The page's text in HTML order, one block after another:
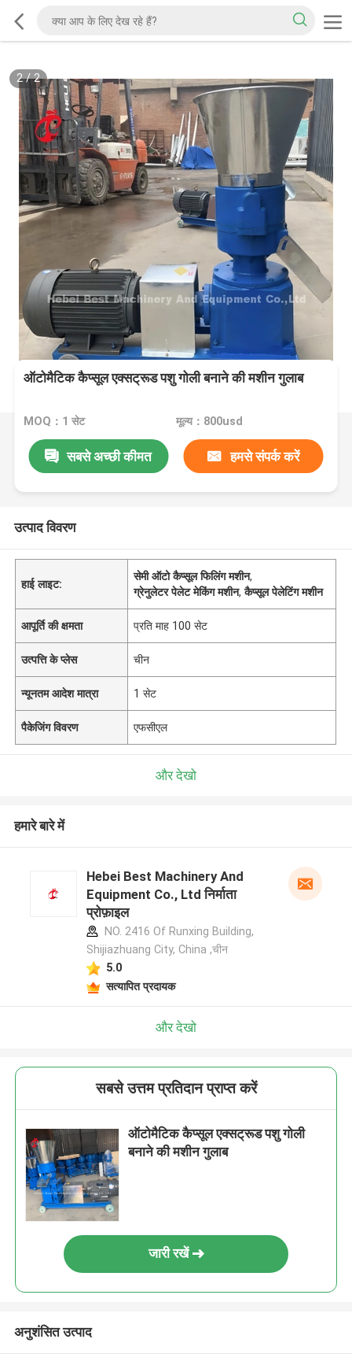
2/2
ऑटोमैटिक कैप्सूल एक्सट्रूड पशु गोली बनाने की मशीन गुलाब
MOQ：1 सेट मूल्य：800usd
सबसे अच्छी कीमत हमसे संपर्क करें
उत्पाद विवरण
हाई लाइट:
सेमी ऑटो कैप्सूल फिलिंग मशीन,
ग्रेनुलेटर पेलेट मेकिंग मशीन,कैप्सूल पेलेटिंग मशीन
आपूर्ति की क्षमता प्रति माह 100 सेट
उत्पत्ति के प्लेस चीन
न्यूनतम आदेश मात्रा 1 सेट
पैकेजिंग विवरण एफसीएल
और देखो
हमारे बारे में
Hebei Best Machinery And
Equipment Co., Ltd निर्माता
प्रोफ़ाइल
NO. 2416 Of Runxing Building,
Shijiazhuang City, China ,चीन
5.0
सत्यापित प्रदायक
और देखो
सबसे उत्तम प्रतिदान प्राप्त करें
ऑटोमैटिक कैप्सूल एक्सट्रूड पशु गोली
बनाने की मशीन गुलाब
जारी रखें
अनुशंसित उत्पाद